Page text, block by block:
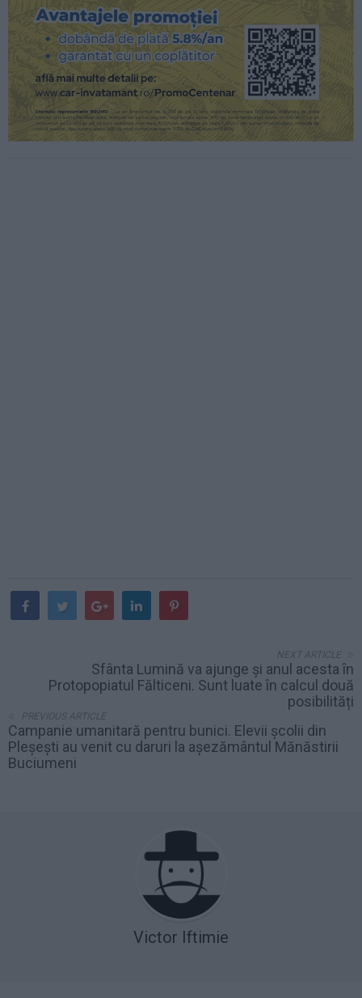
NEXT ARTICLE
Sfânta Lumină va ajunge și anul acesta în
Protopopiatul Fălticeni. Sunt luate în calcul două
posibilități
PREVIOUS ARTICLE
Campanie umanitară pentru bunici. Elevii școlii din
Pleșești au venit cu daruri la așezământul Mănăstirii
Buciumeni
Victor Iftimie